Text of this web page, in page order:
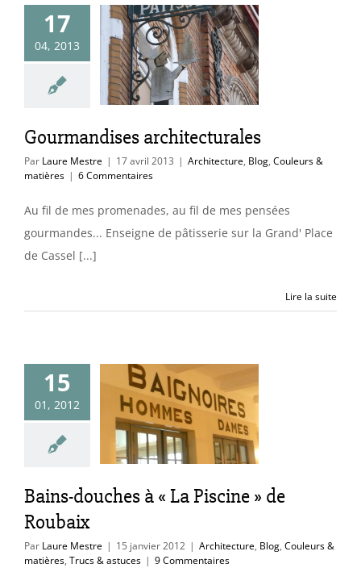
17
04, 2013
Couleurs
Gourmandises architecturales
Par Laure Mestre | 17 avril 2013 | Architecture, Blog, Couleurs &
matières | 6 Commentaires
Au fil de mes promenades, au fil de mes pensées
gourmandes... Enseigne de pâtisserie sur la Grand' Place
de Cassel [...]
Lire la suite
15
01, 2012
douches à
» de
Bains-douches à « La Piscine » de
Roubaix
Par Laure Mestre | 15 janvier 2012 | Architecture, Blog, Couleurs &
matières, Trucs & astuces | 9 Commentaires